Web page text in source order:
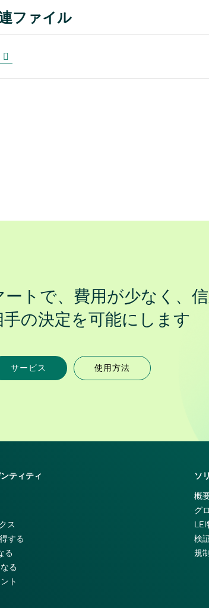
ファイル
トで、費用が少なく、
の決定を可能にします
サービス 使用方法
ティティ
ス
する
る
る
ト
ソ
概
グ
LEI
検
規